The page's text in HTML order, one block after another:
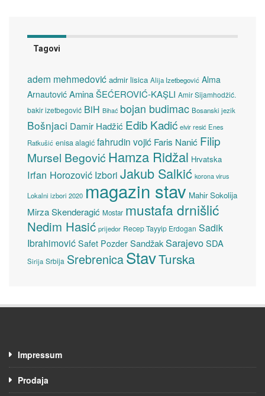
Tagovi
adem mehmedović admir lisica Alija Izetbegović Alma
Arnautović Amina ŠEĆEROVIĆ-KAŞLI Amir Sijamhodžić.
bakir izetbegović BiH Bihać bojan budimac Bosanski jezik
Bošnjaci Damir Hadžić Edib Kadić elvir resić Enes
Ratkušić enisa alagić fahrudin vojić Faris Nanić Filip
Mursel Begović Hamza Ridžal Hrvatska
Irfan Horozović Izbori Jakub Salkić korona virus
Lokalni izbori 2020 magazin stav Mahir Sokolija
Mirza Skenderagić Mostar mustafa drnišlić
Nedim Hasić prijedor Recep Tayyip Erdogan Sadik
Ibrahimović Safet Pozder SandžakSarajevoSDA
Sirija Srbija SrebrenicaStavTurska
Impressum
Prodaja